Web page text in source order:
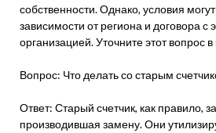
собственности. Однако, условия
зависимости от региона и договора
организацией. Уточните этот вопрос
Вопрос: Что делать со старым
Ответ: Старый счетчик, как правило,
производившая замену. Они